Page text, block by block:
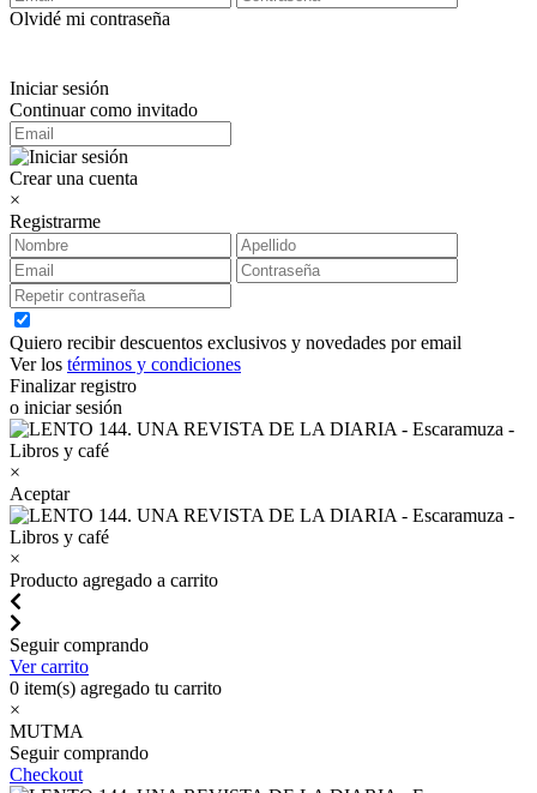
Olvidé mi contraseña
Iniciar sesión
Continuar como invitado
Crear una cuenta
×
Registrarme
Quiero recibir descuentos exclusivos y novedades por email
Ver los términos y condiciones
Finalizar registro
o iniciar sesión
×
Aceptar
×
Producto agregado a carrito
Seguir comprando
Ver carrito
0 item(s) agregado tu carrito
×
MUTMA
Seguir comprando
Checkout